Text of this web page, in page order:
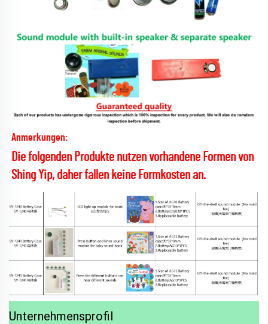
Anmerkungen:
Die folgenden Produkte nutzen vorhandene Formen von
Shing Yip, daher fallen keine Formkosten an.
Unternehmensprofil